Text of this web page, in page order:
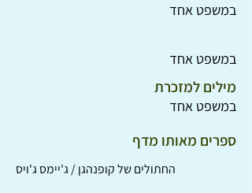
במשפט אחד
במשפט אחד
מילים למזכרת
במשפט אחד
ספרים מאותו מדף
החתולים של קופנהגן / ג'יימס ג'ויס